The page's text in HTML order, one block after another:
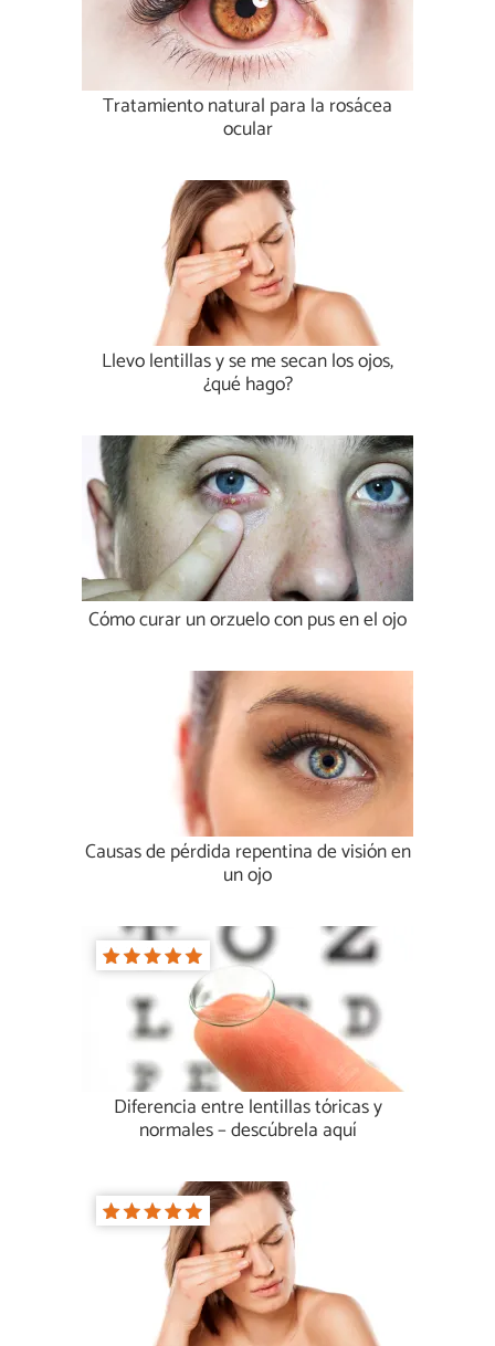
Tratamiento natural para la rosácea
ocular
Llevo lentillas y se me secan los ojos,
¿qué hago?
Cómo curar un orzuelo con pus en el ojo
Causas de pérdida repentina de visión en
un ojo
Diferencia entre lentillas tóricas y
normales – descúbrela aquí